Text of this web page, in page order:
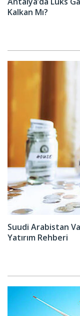
Kalkan Mı?
Suudi Arabistan
Yatırım Rehberi